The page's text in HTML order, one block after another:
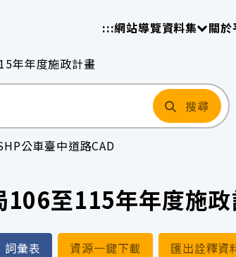
:::網站導覽資料集請使關於
年年度施政計畫
搜尋
公車臺中道路CAD
106至115年年度施
詞彙表 資源一鍵下載 匯出詮釋資